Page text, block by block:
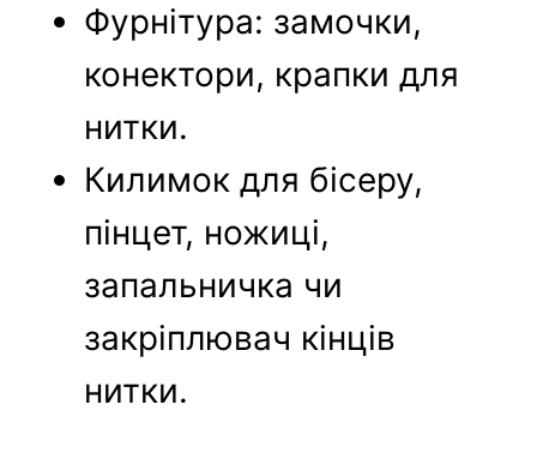
Фурнітура: замочки,
конектори, крапки для
нитки.
Килимок для бісеру,
пінцет, ножиці,
запальничка чи
закріплювач кінців
нитки.